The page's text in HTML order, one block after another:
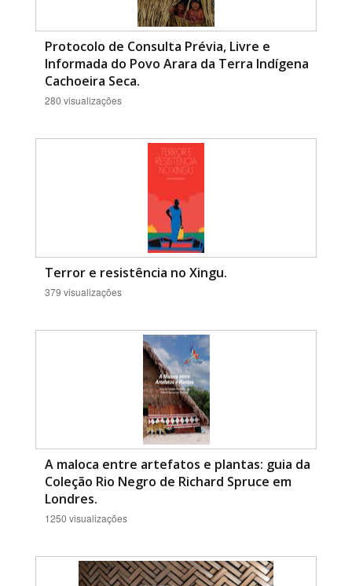
Protocolo de Consulta Prévia, Livre e
Informada do Povo Arara da Terra Indígena
Cachoeira Seca.
280 visualizações
Terror e resistência no Xingu.
379 visualizações
A maloca entre artefatos e plantas: guia da
Coleção Rio Negro de Richard Spruce em
Londres.
1250 visualizações